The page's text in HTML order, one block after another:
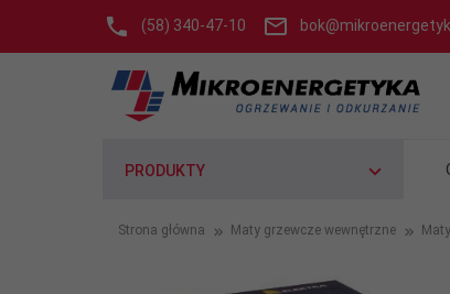
(58) 340-47-10
PRODUKTY
Strona główna Maty grzewcze wewnętrzne